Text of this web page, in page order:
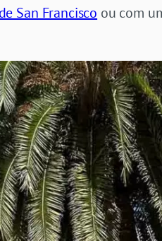
San Francisco ou com